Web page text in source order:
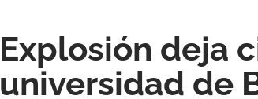
Explosión deja
universidad de